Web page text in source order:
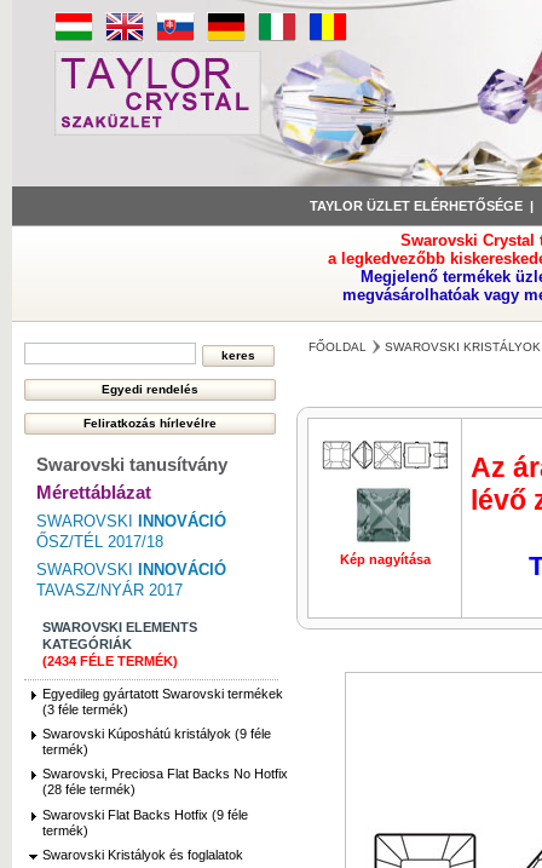
TAYLOR ÜZLET ELÉRHETŐSÉGE
Swarovski Crystal
a legkedvezőbb
Megjelenő termékek
megvásárolhatóak vagy
Swarovski tanusítvány
Mérettáblázat
SWAROVSKI
INNOVÁCIÓ
ŐSZ/TÉL 2017/18
SWAROVSKI
INNOVÁCIÓ
TAVASZ/NYÁR 2017
SWAROVSKI ELEMENTS
KATEGÓRIÁK
(2434 FÉLE TERMÉK)
Egyedileg gyártatott Swarovski termékek
(3 féle termék)
Swarovski Kúposhátú kristályok (9 féle
termék)
Swarovski, Preciosa Flat Backs No Hotfix
(28 féle termék)
Swarovski Flat Backs Hotfix (9 féle
termék)
Swarovski Kristályok és foglalatok
FŐOLDAL SWAROVSKI
Kép nagyítása Kép
Az
lévő